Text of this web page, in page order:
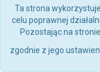
Ta strona
celu poprawnej
Pozostając na
zgodnie z jego